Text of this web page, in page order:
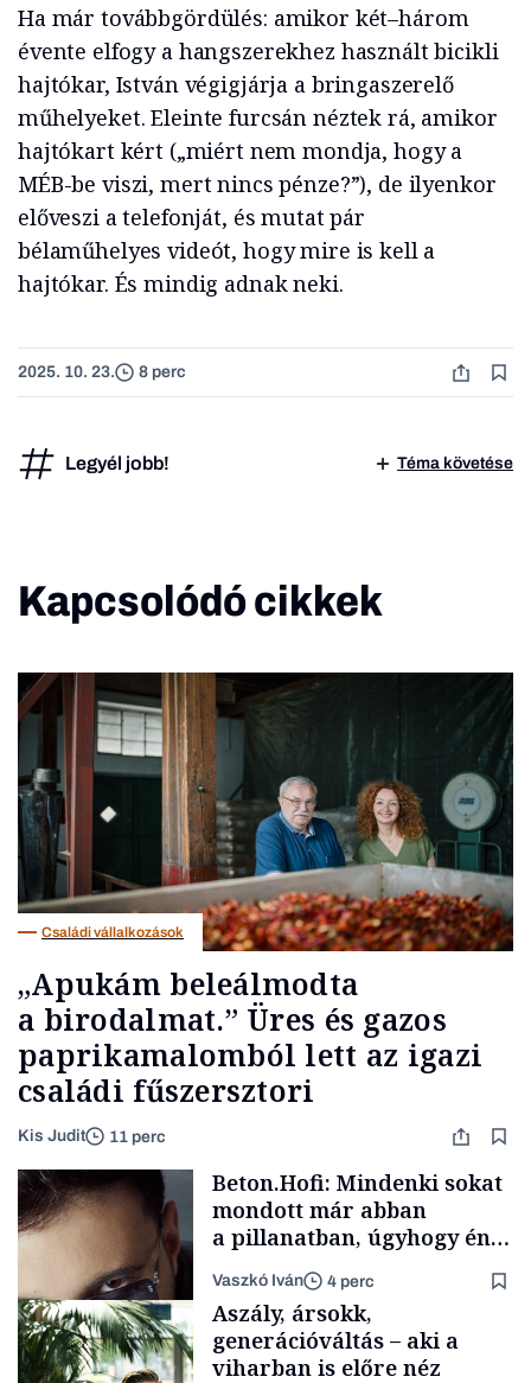
Ha már továbbgördülés: amikor két–három
évente elfogy a hangszerekhez használt bicikli
hajtókar, István végigjárja a bringaszerelő
műhelyeket. Eleinte furcsán néztek rá, amikor
hajtókart kért („miért nem mondja, hogy a
MÉB-be viszi, mert nincs pénze?”), de ilyenkor
előveszi a telefonját, és mutat pár
bélaműhelyes videót, hogy mire is kell a
hajtókar. És mindig adnak neki.
2025. 10. 23. 8 perc
Legyél jobb! Téma követése
Kapcsolódó cikkek
Családi vállalkozások
„Apukám beleálmodta
a birodalmat.” Üres és gazos
paprikamalomból lett az igazi
családi fűszersztori
Kis Judit 11 perc
Beton.Hofi: Mindenki sokat
mondott már abban
a pillanatban, úgyhogy én
a legsarkosabb
gondolataimat akartam
kimondani
Vaszkó Iván 4 perc
Aszály, ársokk,
generációváltás – aki a
viharban is előre néz